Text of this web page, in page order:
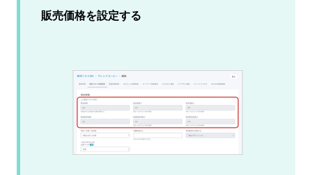
販売価格を設定する